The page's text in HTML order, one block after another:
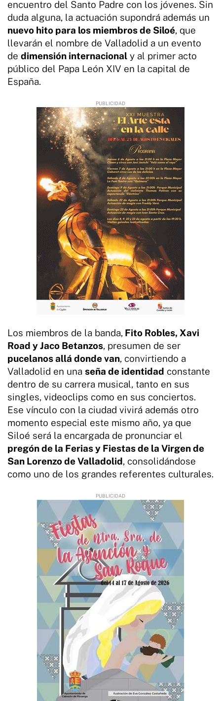
encuentro del Santo Padre con los jóvenes. Sin
duda alguna, la actuación supondrá además un
nuevo hito para los miembros de Siloé, que
llevarán el nombre de Valladolid a un evento
de dimensión internacional y al primer acto
público del Papa León XIV en la capital de
España.
Los miembros de la banda, Fito Robles, Xavi
Road y Jaco Betanzos, presumen de ser
pucelanos allá donde van, convirtiendo a
Valladolid en una seña de identidad constante
dentro de su carrera musical, tanto en sus
singles, videoclips como en sus conciertos.
Ese vínculo con la ciudad vivirá además otro
momento especial este mismo año, ya que
Siloé será la encargada de pronunciar el
pregón de la Ferias y Fiestas de la Virgen de
San Lorenzo de Valladolid, consolidándose
como uno de los grandes referentes culturales.